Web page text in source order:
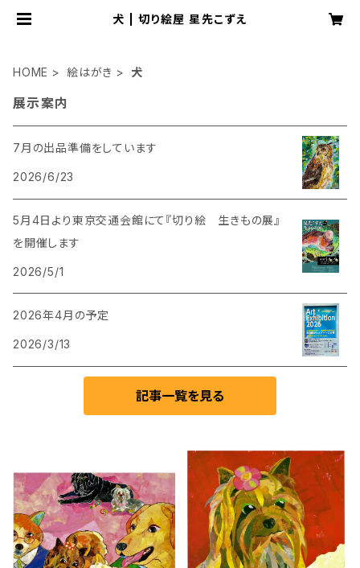
犬 | 切り絵屋 星先こずえ
HOME 絵はがき 犬
展示案内
7月の出品準備をしています
2026/6/23
5月4日より東京交通会館にて『切り絵 生きもの展』
を開催します
2026/5/1
2026年4月の予定
2026/3/13
記事一覧を見る